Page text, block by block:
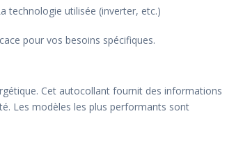
technologie utilisée (inverter, etc.)
pour vos besoins spécifiques.
Cet autocollant fournit des informations
Les modèles les plus performants sont